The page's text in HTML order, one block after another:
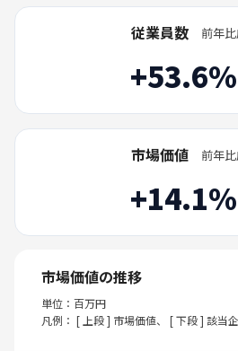
従業員数
+53.6%
前年
市場価値
+14.1%
前年
市場価値の推移
単位：百万円
凡例： [ 上段 ] 市場価値、 [ 下段 ] 該当